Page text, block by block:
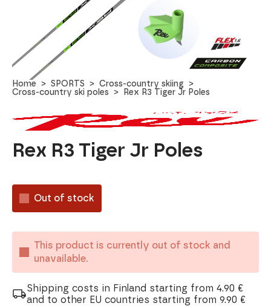
Home SPORTS
Cross-country skiing
Cross-country ski poles
Rex R3 Tiger Jr Poles
Rex R3 Tiger Jr Poles
Out of stock
This product is currently out of stock and
unavailable.
Shipping costs in Finland starting from 4.90 €
and to other EU countries starting from 9.90 €